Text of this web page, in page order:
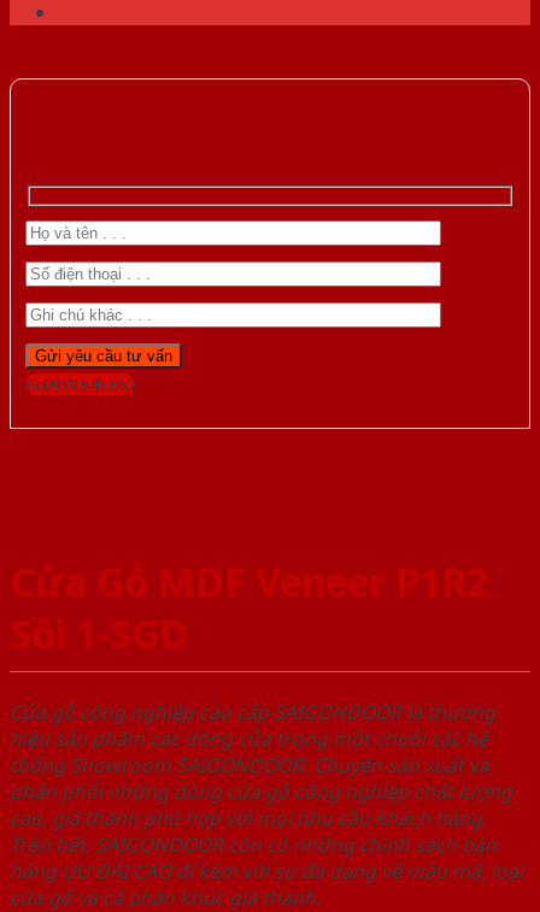
Gọi 0939.645.663
Cửa Gỗ MDF Veneer P1R2
Sồi 1-SGD
Cửa gỗ công nghiệp cao cấp SAIGONDOOR là thương
hiệu sản phẩm các dòng cửa trong một chuỗi các hệ
thống Showroom SAIGONDOOR. Chuyên sản xuất và
phân phối những dòng cửa gỗ công nghiệp chất lượng
cao, giá thành phù hợp với mọi nhu cầu khách hàng.
Trên hết, SAIGONDOOR còn có những chính sách bán
hàng ƯU ĐÃI CAO đi kèm với sự đa dạng về mẫu mã, loại
cửa gỗ và cả phân khúc giá thành.